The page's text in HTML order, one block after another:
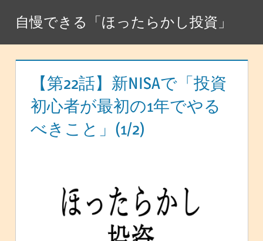
テ
自慢できる「ほったらかし投資」
【第22話】新NISAで「投資
初心者が最初の1年でやる
べきこと」(1/2)